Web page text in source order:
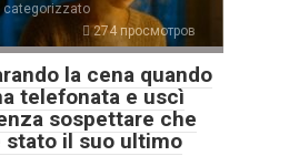
categorizzato
274 просмотров
la cena quando
telefonata e uscì
sospettare che
stato il suo ultimo